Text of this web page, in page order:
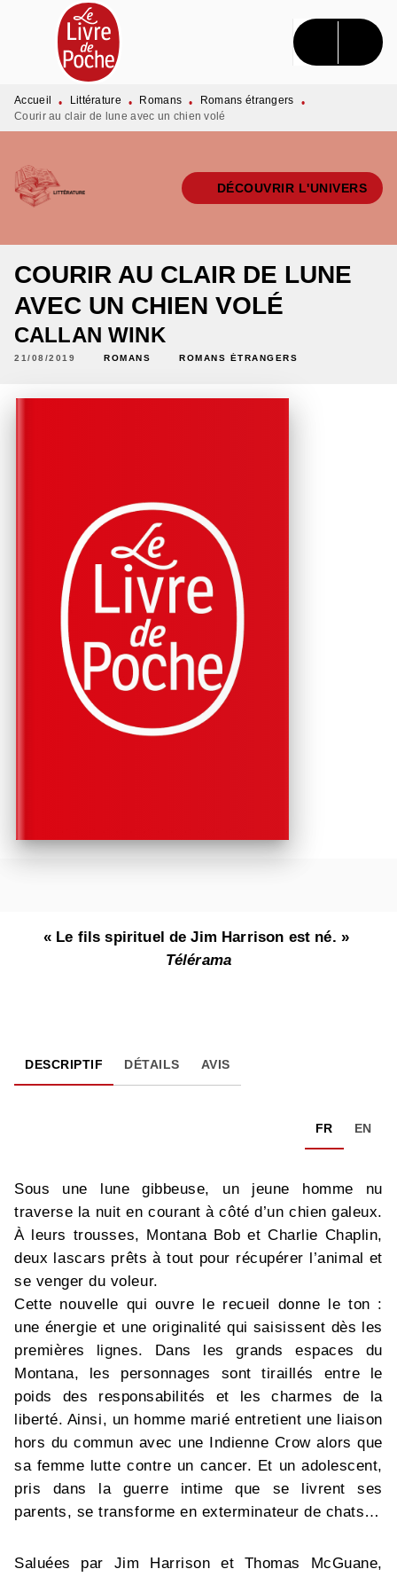
MENU RECHERCHE CONTENU
PIED DE PAGE
Accueil • Littérature • Romans • Romans étrangers
•
Courir au clair de lune avec un chien volé
DÉCOUVRIR L'UNIVERS
COURIR AU CLAIR DE LUNE
AVEC UN CHIEN VOLÉ
CALLAN WINK
21/08/2019 ROMANS ROMANS ÉTRANGERS
« Le fils spirituel de Jim Harrison est né. »
Télérama
DESCRIPTIF DÉTAILS AVIS
FR EN
Sous une lune gibbeuse, un jeune homme nu
traverse la nuit en courant à côté d’un chien galeux.
À leurs trousses, Montana Bob et Charlie Chaplin,
deux lascars prêts à tout pour récupérer l’animal et
se venger du voleur.
Cette nouvelle qui ouvre le recueil donne le ton :
une énergie et une originalité qui saisissent dès les
premières lignes. Dans les grands espaces du
Montana, les personnages sont tiraillés entre le
poids des responsabilités et les charmes de la
liberté. Ainsi, un homme marié entretient une liaison
hors du commun avec une Indienne Crow alors que
sa femme lutte contre un cancer. Et un adolescent,
pris dans la guerre intime que se livrent ses
parents, se transforme en exterminateur de chats…
Saluées par Jim Harrison et Thomas McGuane,